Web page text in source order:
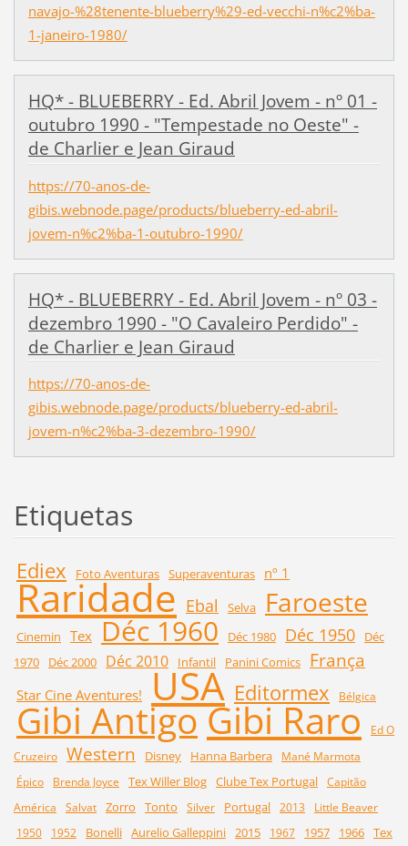
navajo-%28tenente-blueberry%29-ed-vecchi-n%c2%ba-
1-janeiro-1980/
HQ* - BLUEBERRY - Ed. Abril Jovem - nº 01 -
outubro 1990 - "Tempestade no Oeste" -
de Charlier e Jean Giraud
https://70-anos-de-
gibis.webnode.page/products/blueberry-ed-abril-
jovem-n%c2%ba-1-outubro-1990/
HQ* - BLUEBERRY - Ed. Abril Jovem - nº 03 -
dezembro 1990 - "O Cavaleiro Perdido" -
de Charlier e Jean Giraud
https://70-anos-de-
gibis.webnode.page/products/blueberry-ed-abril-
jovem-n%c2%ba-3-dezembro-1990/
Etiquetas
Ediex Foto Aventuras Superaventuras nº 1
Raridade Ebal Selva Faroeste
Cinemin Tex Déc 1960 Déc 1980 Déc 1950
Déc
1970
Déc 2000 Déc 2010 Infantil Panini Comics França
Star Cine Aventures! USA Editormex Bélgica
Gibi AntigoGibi Raro
Ed O
Cruzeiro Western Disney Hanna Barbera
Mané Marmota
Épico
Brenda Joyce Tex Willer Blog Clube Tex Portugal Capitão
América
Salvat Zorro Tonto Silver Portugal 2013
Little Beaver
1950
1952 Bonelli Aurelio Galleppini 2015 1967 1957 1966 Tex